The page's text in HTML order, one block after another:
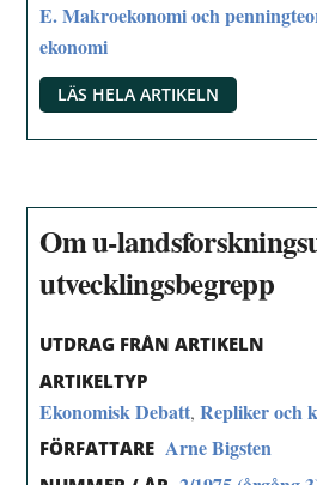
E. Makroekonomi och
ekonomi
LÄS HELA ARTIKELN
Om u-
utvecklingsbegrepp
UTDRAG FRÅN ARTIKELN
ARTIKELTYP
Ekonomisk Debatt,Repliker och
FÖRFATTARE Arne Bigsten